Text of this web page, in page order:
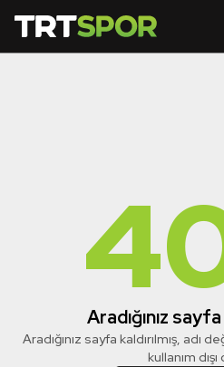
Aradığınız
Aradığınız sayfa kaldırılmış, adı
kullanım